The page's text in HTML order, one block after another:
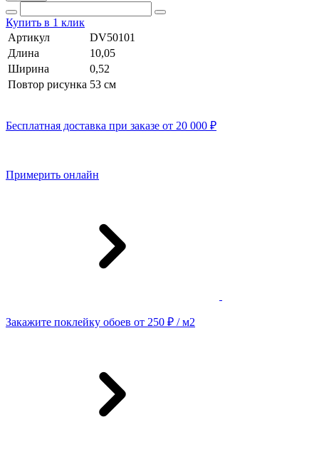
Купить в 1 клик
Артикул
DV50101
Длина
10,05
Ширина
0,52
Повтор рисунка 53 cм
Бесплатная доставка при заказе от 20 000 ₽
Примерить онлайн
Закажите поклейку обоев от 250 ₽ / м2